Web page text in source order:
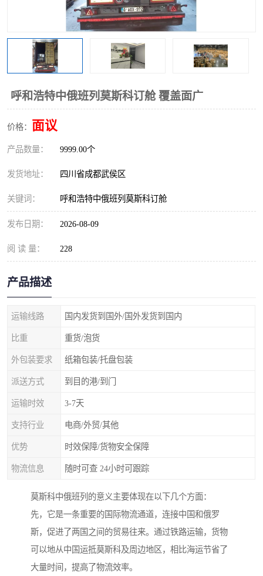
呼和浩特中俄班列莫斯科订舱 覆盖面广
价格： 面议
产品数量： 9999.00个
发货地址： 四川省成都武侯区
关键词： 呼和浩特中俄班列莫斯科订舱
发布日期： 2026-08-09
阅 读 量： 228
产品描述
运输线路 国内发货到国外/国外发货到国内
比重 重货/泡货
外包装要求 纸箱包装/托盘包装
派送方式 到目的港/到门
运输时效 3-7天
支持行业 电商/外贸/其他
优势 时效保障/货物安全保障
物流信息 随时可查 24小时可跟踪
莫斯科中俄班列的意义主要体现在以下几个方面：
先，它是一条重要的国际物流通道，连接中国和俄罗
斯，促进了两国之间的贸易往来。通过铁路运输，货物
可以地从中国运抵莫斯科及周边地区，相比海运节省了
大量时间，提高了物流效率。